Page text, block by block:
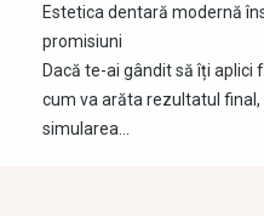
Estetica dentară modernă
promisiuni
Dacă te-ai gândit să îți
cum va arăta rezultatul
simularea…